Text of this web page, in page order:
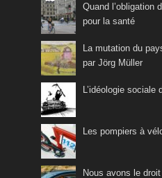
Quand l’obligation
pour la santé
La mutation du
par Jörg Müller
L’idéologie sociale
Les pompiers à
Nous avons le